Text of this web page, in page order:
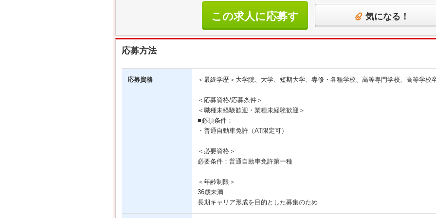
この求人に応募す
る
気になる！
応募方法
応募資格 ＜最終学歴＞大学院、大学、短期大学、専修・各種学校、高等専門学校、高等学校
＜応募資格/応募条件＞
＜職種未経験歓迎・業種未経験歓迎＞
■必須条件：
・普通自動車免許（AT限定可）
＜必要資格＞
必要条件：普通自動車免許第一種
＜年齢制限＞
36歳未満
長期キャリア形成を目的とした募集のため